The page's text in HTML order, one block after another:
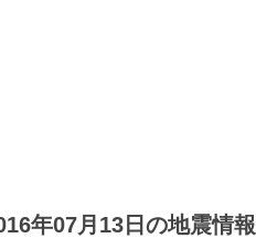
年07月13日の地震情報